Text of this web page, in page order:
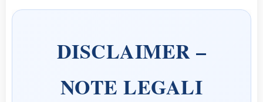
DISCLAIMER –
NOTE LEGALI